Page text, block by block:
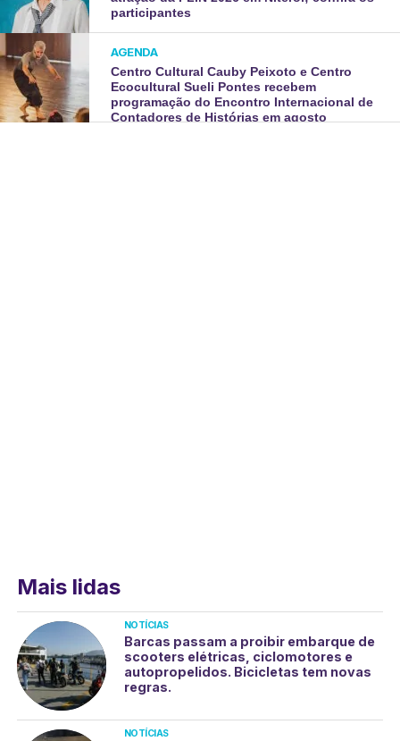
participantes
AGENDA
Centro Cultural Cauby Peixoto e Centro
Ecocultural Sueli Pontes recebem
programação do Encontro Internacional de
Contadores de Histórias em agosto
Mais lidas
NOTÍCIAS
Barcas passam a proibir embarque de
scooters elétricas, ciclomotores e
autopropelidos. Bicicletas tem novas
regras.
NOTÍCIAS